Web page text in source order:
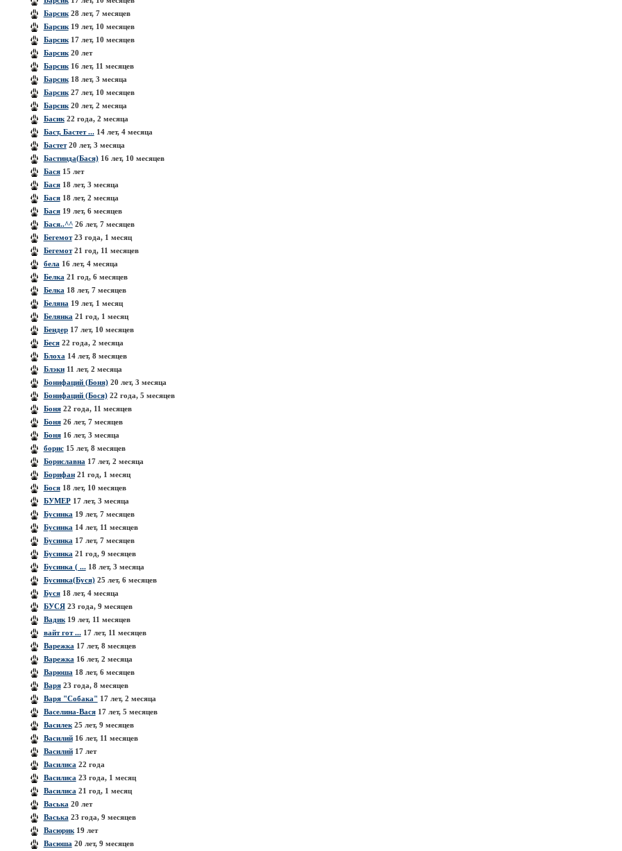
Барсик28 лет, 7 месяцев
Барсик19 лет, 10 месяцев
Барсик17 лет, 10 месяцев
Барсик20 лет
Барсик16 лет, 11 месяцев
Барсик18 лет, 3 месяца
Барсик27 лет, 10 месяцев
Барсик20 лет, 2 месяца
Басик22 года, 2 месяца
Баст, Бастет ...14 лет, 4 месяца
Бастет20 лет, 3 месяца
Бастинда(Бася)16 лет, 10 месяцев
Бася15 лет
Бася18 лет, 3 месяца
Бася18 лет, 2 месяца
Бася19 лет, 6 месяцев
Бася..^^26 лет, 7 месяцев
Бегемот23 года, 1 месяц
Бегемот21 год, 11 месяцев
бела 16 лет, 4 месяца
Белка 21 год, 6 месяцев
Белка 18 лет, 7 месяцев
Беляна 19 лет, 1 месяц
Белянка 21 год, 1 месяц
Бендер17 лет, 10 месяцев
Беся22 года, 2 месяца
Блоха 14 лет, 8 месяцев
Блэки11 лет, 2 месяца
Бонифаций (Боня)20 лет, 3 месяца
Бонифаций (Бося)22 года, 5 месяцев
Боня22 года, 11 месяцев
Боня26 лет, 7 месяцев
Боня16 лет, 3 месяца
борис15 лет, 8 месяцев
Бориславна 17 лет, 2 месяца
Борифан21 год, 1 месяц
Бося18 лет, 10 месяцев
БУМЕР17 лет, 3 месяца
Бусинка 19 лет, 7 месяцев
Бусинка 14 лет, 11 месяцев
Бусинка 17 лет, 7 месяцев
Бусинка 21 год, 9 месяцев
Бусинка ( ...18 лет, 3 месяца
Бусинка(Буся)25 лет, 6 месяцев
Буся18 лет, 4 месяца
БУСЯ23 года, 9 месяцев
Вадик19 лет, 11 месяцев
вайт гот ...17 лет, 11 месяцев
Варежка 17 лет, 8 месяцев
Варежка 16 лет, 2 месяца
Варюша 18 лет, 6 месяцев
Варя23 года, 8 месяцев
Варя "Собака" 17 лет, 2 месяца
Васелина-Вася17 лет, 5 месяцев
Василек25 лет, 9 месяцев
Василий16 лет, 11 месяцев
Василий17 лет
Василиса 22 года
Василиса 23 года, 1 месяц
Василиса 21 год, 1 месяц
Васька 20 лет
Васька 23 года, 9 месяцев
Васюрик19 лет
Васюша 20 лет, 9 месяцев